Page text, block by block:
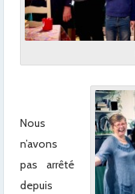
Nous
n’avons
pas arrêté
depuis